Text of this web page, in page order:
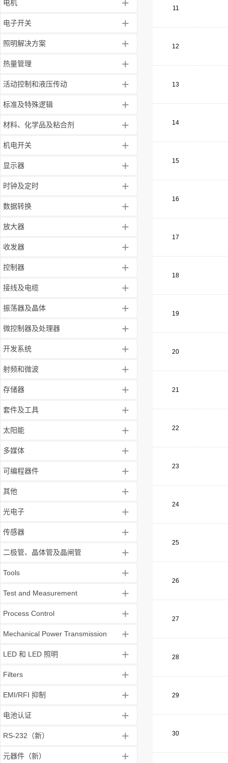
电机
电子开关 +
照明解决方案 +
热量管理 +
活动控制和液压传动 +
标准及特殊逻辑 +
材料、化学品及粘合剂 +
机电开关 +
显示器 +
时钟及定时 +
数据转换 +
放大器 +
收发器 +
控制器 +
接线及电缆 +
振荡器及晶体 +
微控制器及处理器 +
开发系统 +
射频和微波 +
存储器 +
套件及工具 +
太阳能 +
多媒体 +
可编程器件 +
其他 +
光电子 +
传感器 +
二极管、晶体管及晶闸管 +
Tools +
Test and Measurement +
Process Control +
Mechanical Power Transmission +
LED 和 LED 照明 +
Filters +
EMI/RFI 抑制 +
电池认证 +
RS-232（新） +
元器件（新） +
11
12
13
14
15
16
17
18
19
20
21
22
23
24
25
26
27
28
29
30